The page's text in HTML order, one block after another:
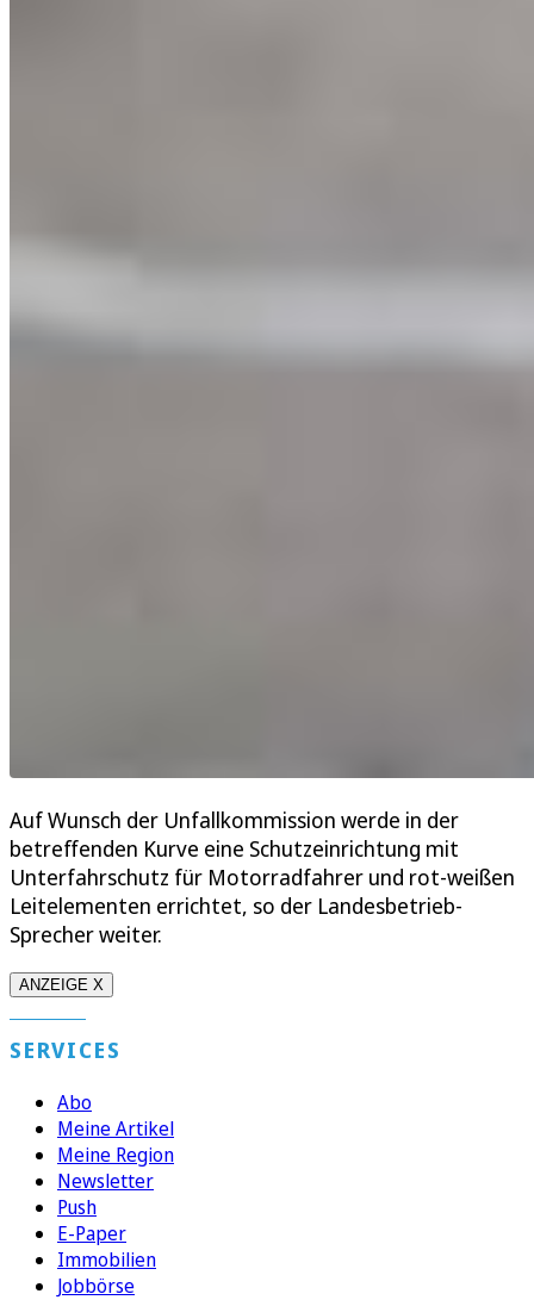
Auf Wunsch der Unfallkommission werde in der
betreffenden Kurve eine Schutzeinrichtung mit
Unterfahrschutz für Motorradfahrer und rot-weißen
Leitelementen errichtet, so der Landesbetrieb-
Sprecher weiter.
ANZEIGE X
SERVICES
Abo
Meine Artikel
Meine Region
Newsletter
Push
E-Paper
Immobilien
Jobbörse